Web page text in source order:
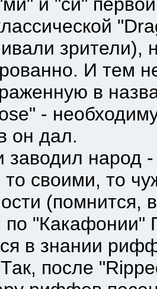
зрители),
И тем
в
-
он дал.
народ -
своими, то
(помнится,
по "Какафонии"
в знании
после